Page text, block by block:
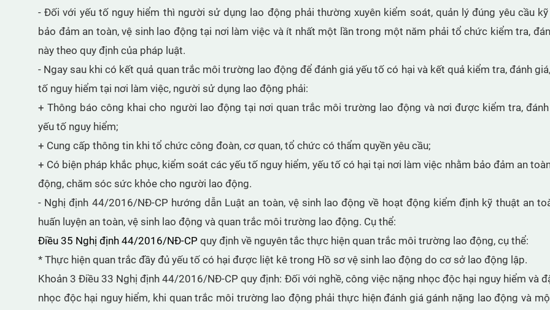
- Đối với yếu tố nguy hiểm thì người sử dụng lao động phải thường xuyên kiểm soát, quản lý đúng yêu cầu
bảo đảm an toàn, vệ sinh lao động tại nơi làm việc và ít nhất một lần trong một năm phải tổ chức kiểm tra,
này theo quy định của pháp luật.
- Ngay sau khi có kết quả quan trắc môi trường lao động để đánh giá yếu tố có hại và kết quả kiểm tra, đánh
tố nguy hiểm tại nơi làm việc, người sử dụng lao động phải:
+ Thông báo công khai cho người lao động tại nơi quan trắc môi trường lao động và nơi được kiểm tra, đánh
yếu tố nguy hiểm;
+ Cung cấp thông tin khi tổ chức công đoàn, cơ quan, tổ chức có thẩm quyền yêu cầu;
+ Có biện pháp khắc phục, kiểm soát các yếu tố nguy hiểm, yếu tố có hại tại nơi làm việc nhằm bảo đảm an
động, chăm sóc sức khỏe cho người lao động.
- Nghị định 44/2016/NĐ-CP hướng dẫn Luật an toàn, vệ sinh lao động về hoạt động kiểm định kỹ thuật an
huấn luyện an toàn, vệ sinh lao động và quan trắc môi trường lao động. Cụ thể:
Điều 35 Nghị định 44/2016/NĐ-CP quy định về nguyên tắc thực hiện quan trắc môi trường lao động, cụ thể:
* Thực hiện quan trắc đầy đủ yếu tố có hại được liệt kê trong Hồ sơ vệ sinh lao động do cơ sở lao động lập.
Khoản 3 Điều 33 Nghị định 44/2016/NĐ-CP quy định: Đối với nghề, công việc nặng nhọc độc hại nguy hiểm và
nhọc độc hại nguy hiểm, khi quan trắc môi trường lao động phải thực hiện đánh giá gánh nặng lao động và